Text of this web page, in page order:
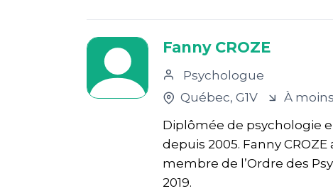
Fanny CROZE
Psychologue
Québec, G1V
À
Diplômée de psychologie
depuis 2005. Fanny
membre de l’Ordre des
2019.